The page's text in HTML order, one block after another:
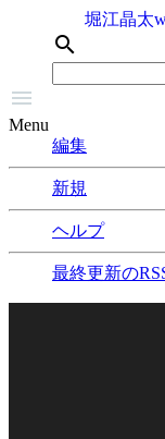
堀江晶太
search

Menu
編集
新規
ヘルプ
最終更新の